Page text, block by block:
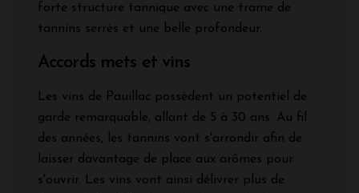
forte structure tannique avec une trame de
tannins serrés et une belle profondeur.
Accords mets et vins
Les vins de Pauillac possèdent un potentiel de
garde remarquable, allant de 5 à 30 ans. Au fil
des années, les tannins vont s'arrondir afin de
laisser davantage de place aux arômes pour
s'ouvrir. Les vins vont ainsi délivrer plus de